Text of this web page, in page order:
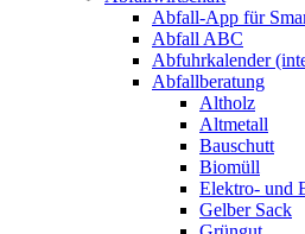
Abfall-App für
Abfall ABC
Abfuhrkalender
Abfallberatung
Altholz
Altmetall
Bauschutt
Biomüll
Elektro- und
Gelber Sack